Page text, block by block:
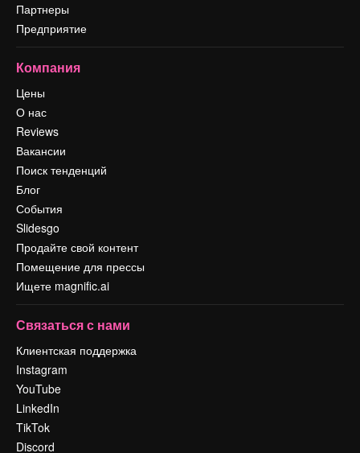
Партнеры
Предприятие
Компания
Цены
О нас
Reviews
Вакансии
Поиск тенденций
Блог
События
Slidesgo
Продайте свой контент
Помещение для прессы
Ищете magnific.ai
Связаться с нами
Клиентская поддержка
Instagram
YouTube
LinkedIn
TikTok
Discord